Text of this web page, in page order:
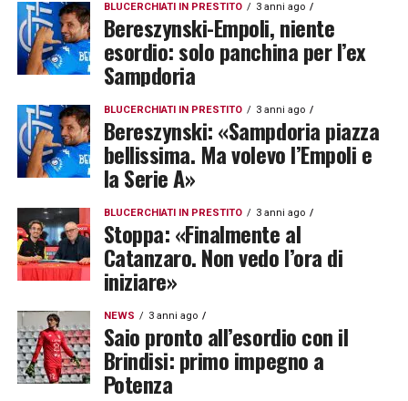
BLUCERCHIATI IN PRESTITO 3 anni ago
Bereszynski-Empoli, niente
esordio: solo panchina per l’ex
Sampdoria
BLUCERCHIATI IN PRESTITO 3 anni ago
Bereszynski: «Sampdoria piazza
bellissima. Ma volevo l’Empoli e
la Serie A»
BLUCERCHIATI IN PRESTITO 3 anni ago
Stoppa: «Finalmente al
Catanzaro. Non vedo l’ora di
iniziare»
NEWS 3 anni ago
Saio pronto all’esordio con il
Brindisi: primo impegno a
Potenza